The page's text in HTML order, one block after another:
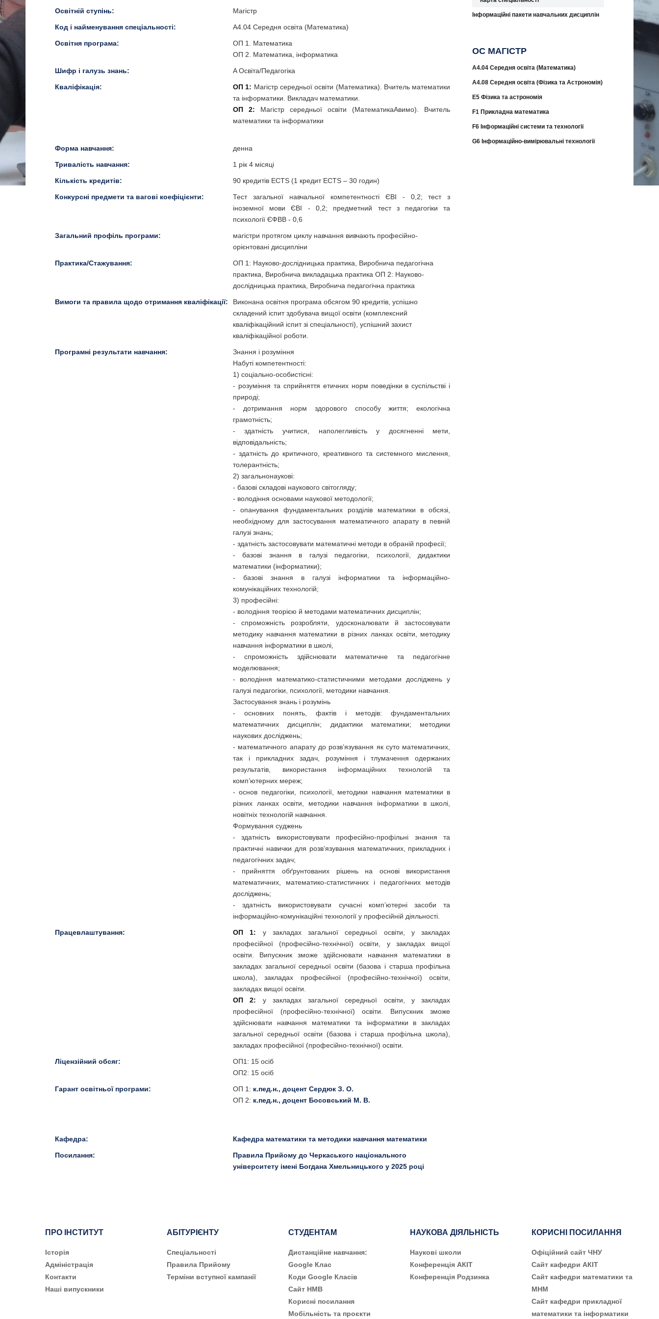
Освітній ступінь: Магістр
Код і найменування спеціальності: A4.04 Середня освіта (Математика)
Освітня програма:
ОП 1. Математика
ОП 2. Математика, інформатика
Шифр і галузь знань: A Освіта/Педагогіка
Кваліфікація: ОП 1: Магістр середньої освіти (Математика). Вчитель математики
та інформатики. Викладач математики.
ОП 2: Магістр середньої освіти (МатематикаАвимо). Вчитель
математики та інформатики
Форма навчання: денна
Тривалість навчання: 1 рік 4 місяці
Кількість кредитів: 90 кредитів ECTS (1 кредит ЕСТS – 30 годин)
Конкурсні предмети та вагові коефіцієнти:
Тест загальної навчальної компетентності ЄВІ - 0,2; тест з
іноземної мови ЄВІ - 0,2; предметний тест з педагогіки та
психології ЄФВВ - 0,6
Загальний профіль програми:
магістри протягом циклу навчання вивчають професійно-
орієнтовані дисципліни
Практика/Стажування:
ОП 1: Науково-дослідницька практика, Виробнича педагогічна
практика, Виробнича викладацька практика ОП 2: Науково-
дослідницька практика, Виробнича педагогічна практика
Вимоги та правила щодо отримання кваліфікації:
Виконана освітня програма обсягом 90 кредитів, успішно
складений іспит здобувача вищої освіти (комплексний
кваліфікаційний іспит зі спеціальності), успішний захист
кваліфікаційної роботи.
Програмні результати навчання:
Знання і розуміння
Набуті компетентності:
1) соціально-особистісні:
- розуміння та сприйняття етичних норм поведінки в суспільстві і
природі;
- дотримання норм здорового способу життя; екологічна
грамотність;
- здатність учитися, наполегливість у досягненні мети,
відповідальність;
- здатність до критичного, креативного та системного мислення,
толерантність;
2) загальнонаукові:
- базові складові наукового світогляду;
- володіння основами наукової методології;
- опанування фундаментальних розділів математики в обсязі,
необхідному для застосування математичного апарату в певній
галузі знань;
- здатність застосовувати математичні методи в обраній професії;
- базові знання в галузі педагогіки, психології, дидактики
математики (інформатики);
- базові знання в галузі інформатики та інформаційно-
комунікаційних технологій;
3) професійні:
- володіння теорією й методами математичних дисциплін;
- спроможність розробляти, удосконалювати й застосовувати
методику навчання математики в різних ланках освіти, методику
навчання інформатики в школі,
- спроможність здійснювати математичне та педагогічне
моделювання;
- володіння математико-статистичними методами досліджень у
галузі педагогіки, психології, методики навчання.
Застосування знань і розумінь
- основних понять, фактів і методів: фундаментальних
математичних дисциплін; дидактики математики; методики
наукових досліджень;
- математичного апарату до розв’язування як суто математичних,
так і прикладних задач, розуміння і тлумачення одержаних
результатів, використання інформаційних технологій та
комп’ютерних мереж;
- основ педагогіки, психології, методики навчання математики в
різних ланках освіти, методики навчання інформатики в школі,
новітніх технологій навчання.
Формування суджень
- здатність використовувати професійно-профільні знання та
практичні навички для розв’язування математичних, прикладних і
педагогічних задач;
- прийняття обґрунтованих рішень на основі використання
математичних, математико-статистичних і педагогічних методів
досліджень;
- здатність використовувати сучасні комп’ютерні засоби та
інформаційно-комунікаційні технології у професійній діяльності.
Працевлаштування: ОП 1: у закладах загальної середньої освіти, у закладах
професійної (професійно-технічної) освіти, у закладах вищої
освіти. Випускник зможе здійснювати навчання математики в
закладах загальної середньої освіти (базова і старша профільна
школа), закладах професійної (професійно-технічної) освіти,
закладах вищої освіти.
ОП 2: у закладах загальної середньої освіти, у закладах
професійної (професійно-технічної) освіти. Випускник зможе
здійснювати навчання математики та інформатики в закладах
загальної середньої освіти (базова і старша профільна школа),
закладах професійної (професійно-технічної) освіти.
Ліцензійний обсяг:
ОП1: 15 осіб
ОП2: 15 осіб
Гарант освітньої програми: ОП 1: к.пед.н., доцент Сердюк З. О.
ОП 2: к.пед.н., доцент Босовський М. В.
Кафедра: Кафедра математики та методики навчання математики
Посилання:
Правила Прийому до Черкаського національного
університету імені Богдана Хмельницького у 2025 році
Інформаційні пакети навчальних дисциплін
ОС МАГІСТР
A4.04 Середня освіта (Математика)
A4.08 Середня освіта (Фізика та Астрономія)
E5 Фізика та астрономія
F1 Прикладна математика
F6 Інформаційні системи та технології
G6 Інформаційно-вимірювальні технології
ПРО ІНСТИТУТ
Історія
Адміністрація
Контакти
Наші випускники
АБІТУРІЄНТУ
Cпеціальності
Правила Прийому
Терміни вступної кампанії
СТУДЕНТАМ
Дистанційне навчання:
Google Клас
Коди Google Класів
Сайт НМВ
Корисні посилання
Мобільність та проєкти
НАУКОВА ДІЯЛЬНІСТЬ
Наукові школи
Конференція АКІТ
Конференція Родзинка
КОРИСНІ ПОСИЛАННЯ
Офіційний сайт ЧНУ
Сайт кафедри АКІТ
Сайт кафедри математики та
МНМ
Сайт кафедри прикладної
математики та інформатики